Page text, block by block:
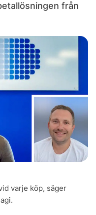
från
varje köp, säger